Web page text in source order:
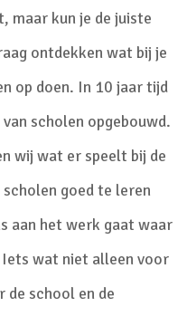
maar kun je de juiste
ontdekken wat bij je
op doen. In 10 jaar tijd
scholen opgebouwd.
wij wat er speelt bij de
goed te leren
aan het werk gaat waar
wat niet alleen voor
de school en de